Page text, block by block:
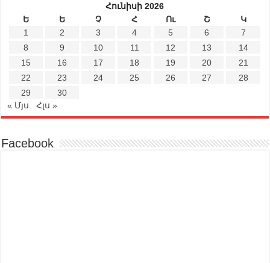
Հունիսի 2026
Ե
Ե Չ Հ Ու Շ
Կ
1
2 3 4 5 6
7
8
9 10 11 12 13
14
15
16 17 18 19 20
21
22
23 24 25 26 27
28
29
30
« Մյս
Հլս »
Facebook